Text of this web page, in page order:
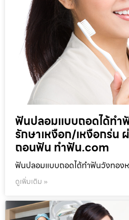
ฟันปลอมแบบถอดได้ทำ
รักษาเหงือก/เหงือกร่น
ถอนฟัน ทำฟัน.com
ฟันปลอมแบบถอดได้ทำฟันวังทองห
ดูเพิ่มเติม »